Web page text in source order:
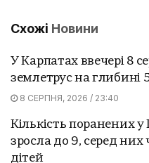
Схожі Новини
У Карпатах ввечері 8
землетрус на глибині
8 СЕРПНЯ, 2026 / 23:40
Кількість поранених у
зросла до 9, серед них
дітей